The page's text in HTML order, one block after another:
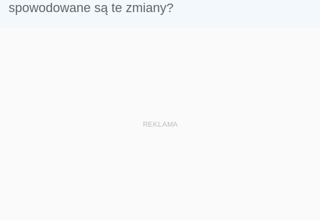
spowodowane są te zmiany?
REKLAMA